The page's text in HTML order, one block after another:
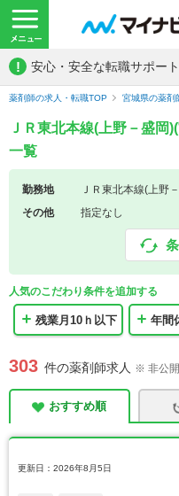
! 安心・安全な転職サポー
薬剤師の求人・転職TOP 宮城県の薬剤
ＪＲ東北本線(上野－盛岡
一覧
勤務地
ＪＲ東北本線(上野
その他
指定なし
人気のこだわり条件を追加する
残業月10ｈ以下 年間
303 件の薬剤師求人 ※ 非公開
おすすめ順
更新日：2026年8月5日